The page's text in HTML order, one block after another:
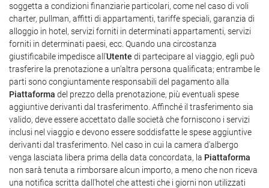
soggetta a condizioni finanziarie particolari, come nel caso di voli
charter, pullman, affitti di appartamenti, tariffe speciali, garanzia di
alloggio in hotel, servizi forniti in determinati appartamenti, servizi
forniti in determinati paesi, ecc. Quando una circostanza
giustificabile impedisce all'Utente di partecipare al viaggio, egli può
trasferire la prenotazione a un'altra persona qualificata; entrambe le
parti sono congiuntamente responsabili del pagamento alla
Piattaforma del prezzo della prenotazione, più eventuali spese
aggiuntive derivanti dal trasferimento. Affinché il trasferimento sia
valido, deve essere accettato dalle società che forniscono i servizi
inclusi nel viaggio e devono essere soddisfatte le spese aggiuntive
derivanti dal trasferimento. Nel caso in cui la camera d'albergo
venga lasciata libera prima della data concordata, la Piattaforma
non sarà tenuta a rimborsare alcun importo, a meno che non riceva
una notifica scritta dall'hotel che attesti che i giorni non utilizzati